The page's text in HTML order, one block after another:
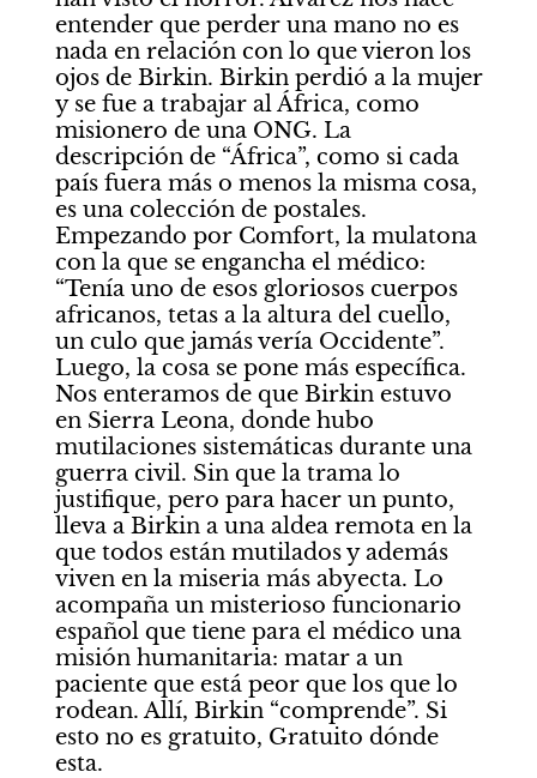
entender que perder una mano no es
nada en relación con lo que vieron los
ojos de Birkin. Birkin perdió a la mujer
y se fue a trabajar al África, como
misionero de una ONG. La
descripción de “África”, como si cada
país fuera más o menos la misma cosa,
es una colección de postales.
Empezando por Comfort, la mulatona
con la que se engancha el médico:
“Tenía uno de esos gloriosos cuerpos
africanos, tetas a la altura del cuello,
un culo que jamás vería Occidente”.
Luego, la cosa se pone más específica.
Nos enteramos de que Birkin estuvo
en Sierra Leona, donde hubo
mutilaciones sistemáticas durante una
guerra civil. Sin que la trama lo
justifique, pero para hacer un punto,
lleva a Birkin a una aldea remota en la
que todos están mutilados y además
viven en la miseria más abyecta. Lo
acompaña un misterioso funcionario
español que tiene para el médico una
misión humanitaria: matar a un
paciente que está peor que los que lo
rodean. Allí, Birkin “comprende”. Si
esto no es gratuito, Gratuito dónde
esta.